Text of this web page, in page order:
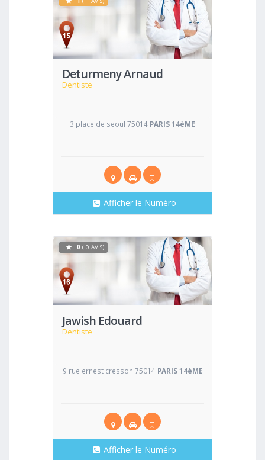
Deturmeny Arnaud
Dentiste
Voir
3 place de seoul 75014 PARIS 14èME
Afficher le Numéro
Jawish Edouard
Dentiste
Voir
0 ( 0 AVIS)
9 rue ernest cresson 75014 PARIS 14èME
Afficher le Numéro